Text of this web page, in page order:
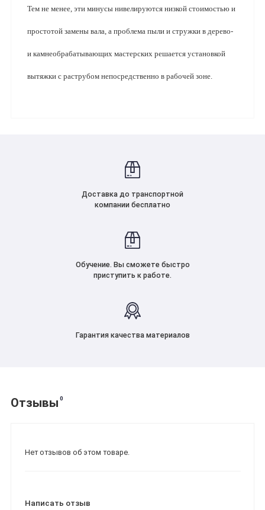
Тем не менее, эти минусы нивелируются низкой стоимостью и
простотой замены вала, а проблема пыли и стружки в дерево-
и камнеобрабатывающих мастерских решается установкой
вытяжки с раструбом непосредственно в рабочей зоне.
Доставка до транспортной
компании бесплатно
Обучение. Вы сможете быстро
приступить к работе.
Гарантия качества материалов
Отзывы 0
Нет отзывов об этом товаре.
Написать отзыв